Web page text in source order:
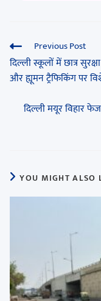
Previous Post
दिल्ली स्कूलों में छात्र
और ह्यूमन ट्रैफिकिंग पर
दिल्ली मयूर विहार
YOU MIGHT ALSO